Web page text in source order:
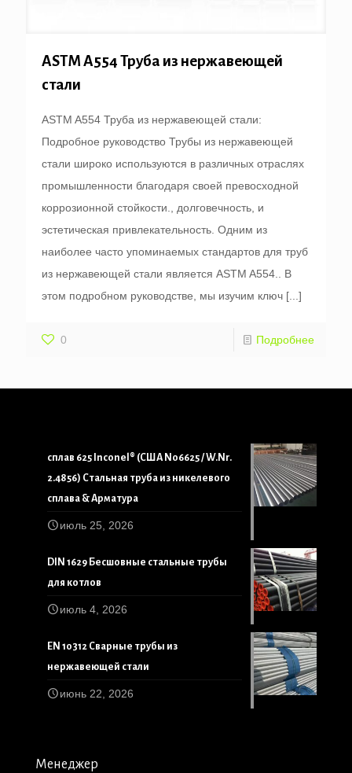
ASTM A554 Труба из нержавеющей
стали
ASTM A554 Труба из нержавеющей стали:
Подробное руководство Трубы из нержавеющей
стали широко используются в различных отраслях
промышленности благодаря своей превосходной
коррозионной стойкости., долговечность, и
эстетическая привлекательность. Одним из
наиболее часто упоминаемых стандартов для труб
из нержавеющей стали является ASTM A554.. В
этом подробном руководстве, мы изучим ключ [...]
0 Подробнее
сплав 625 Inconel® (США N06625 / W.Nr.
2.4856) Стальная труба из никелевого
сплава & Арматура
июль 25, 2026
DIN 1629 Бесшовные стальные трубы
для котлов
июль 4, 2026
EN 10312 Сварные трубы из
нержавеющей стали
июнь 22, 2026
Менеджер